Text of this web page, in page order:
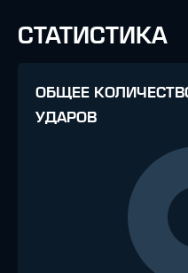
СТАТИСТИКА
ОБЩЕЕ
УДАРОВ